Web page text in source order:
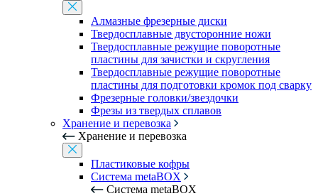
Алмазные фрезерные диски
Твердосплавные двусторонние ножи
Твердосплавные режущие поворотные
пластины для зачистки и скругления
Твердосплавные режущие поворотные
пластины для подготовки кромок под сварку
Фрезерные головки/звездочки
Фрезы из твердых сплавов
Хранение и перевозка
Хранение и перевозка
Пластиковые кофры
Система metaBOX
Система metaBOX